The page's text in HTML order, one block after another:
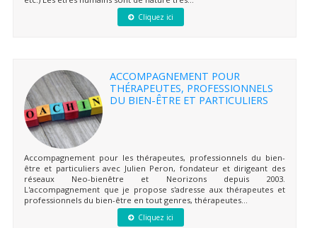
Cliquez ici
ACCOMPAGNEMENT POUR
THÉRAPEUTES, PROFESSIONNELS
DU BIEN-ÊTRE ET PARTICULIERS
Accompagnement pour les thérapeutes, professionnels du bien-
être et particuliers avec Julien Peron, fondateur et dirigeant des
réseaux Neo-bienêtre et Neorizons depuis 2003.
L'accompagnement que je propose s'adresse aux thérapeutes et
professionnels du bien-être en tout genres, thérapeutes...
Cliquez ici